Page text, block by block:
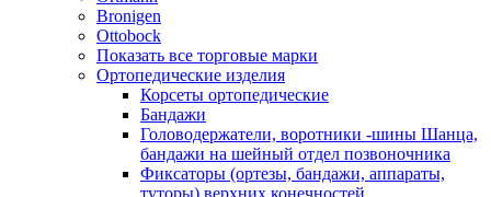
Bronigen
Ottobock
Показать все торговые марки
Ортопедические изделия
Корсеты ортопедические
Бандажи
Головодержатели, воротники -шины Шанца,
бандажи на шейный отдел позвоночника
Фиксаторы (ортезы, бандажи, аппараты,